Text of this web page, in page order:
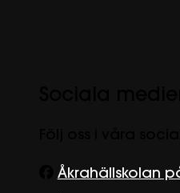
Åkrahällskolan